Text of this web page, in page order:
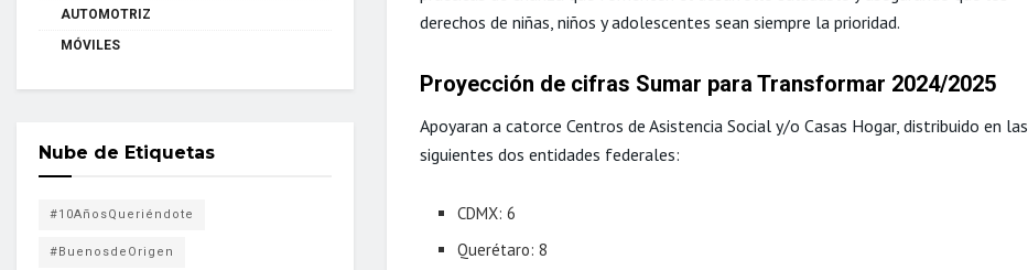
derechos de niñas, niños y adolescentes sean siempre la prioridad.
Proyección de cifras Sumar para Transformar 2024/2025
Apoyaran a catorce Centros de Asistencia Social y/o Casas Hogar, distribuido en las
siguientes dos entidades federales:
CDMX: 6
Querétaro: 8
AUTOMOTRIZ
MÓVILES
Nube de Etiquetas
#10AñosQueriéndote
#BuenosdeOrigen